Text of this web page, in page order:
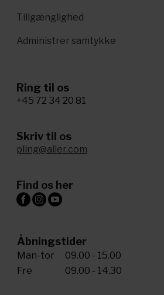
Tillgænglighed
Administrer samtykke
Ring til os
+45 72 34 20 81
Skriv til os
pling@aller.com
Find os her
Åbningstider
Man-tor
09.00 - 15.00
Fre
09.00 - 14.30